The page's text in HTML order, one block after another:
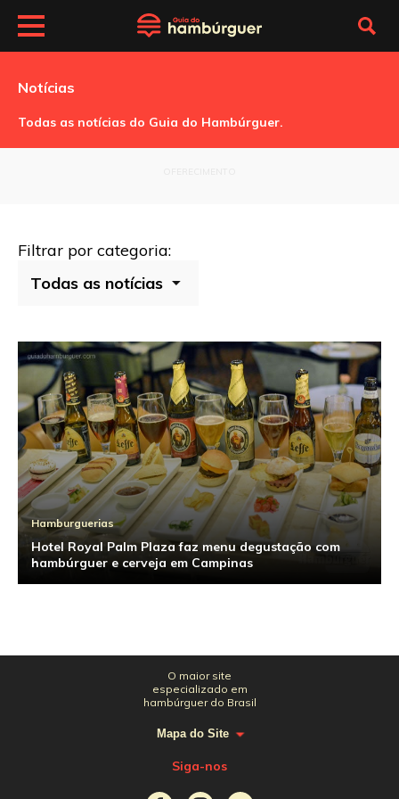
Notícias
Todas as notícias do Guia do Hambúrguer.
Filtrar por categoria:
Hamburguerias
Hotel Royal Palm Plaza faz menu degustação com
hambúrguer e cerveja em Campinas
O maior site
especializado em
hambúrguer do Brasil
Mapa do Site
Siga-nos